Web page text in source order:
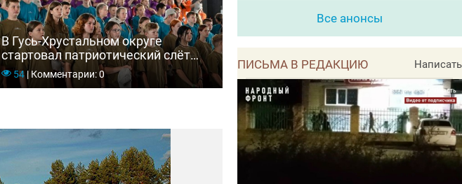
В Гусь-Хрустальном округе
стартовал патриотический слёт
«Мещёрские зори — 2026»
54|Комментарии: 0
Все анонсы
ПИСЬМА В РЕДАКЦИЮ Написать